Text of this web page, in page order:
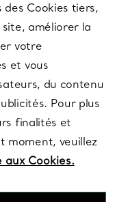
catégorie
des Cookies tiers,
améliorer la
votre
et vous
du contenu
Pour plus
finalités et
moment, veuillez
Cookies.